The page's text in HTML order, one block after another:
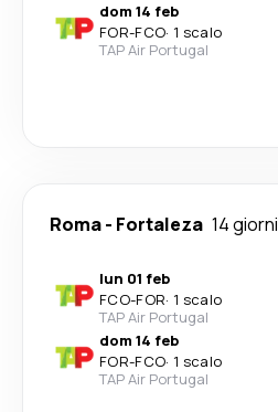
dom 14 feb
FOR-FCO· 1 scalo
TAP Air Portugal
Roma- Fortaleza 14 giorni
lun 01 feb
FCO-FOR· 1 scalo
TAP Air Portugal
dom 14 feb
FOR-FCO· 1 scalo
TAP Air Portugal